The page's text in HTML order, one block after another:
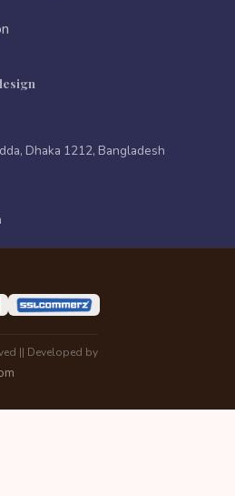
Dhaka 1212, Bangladesh
|| Developed by